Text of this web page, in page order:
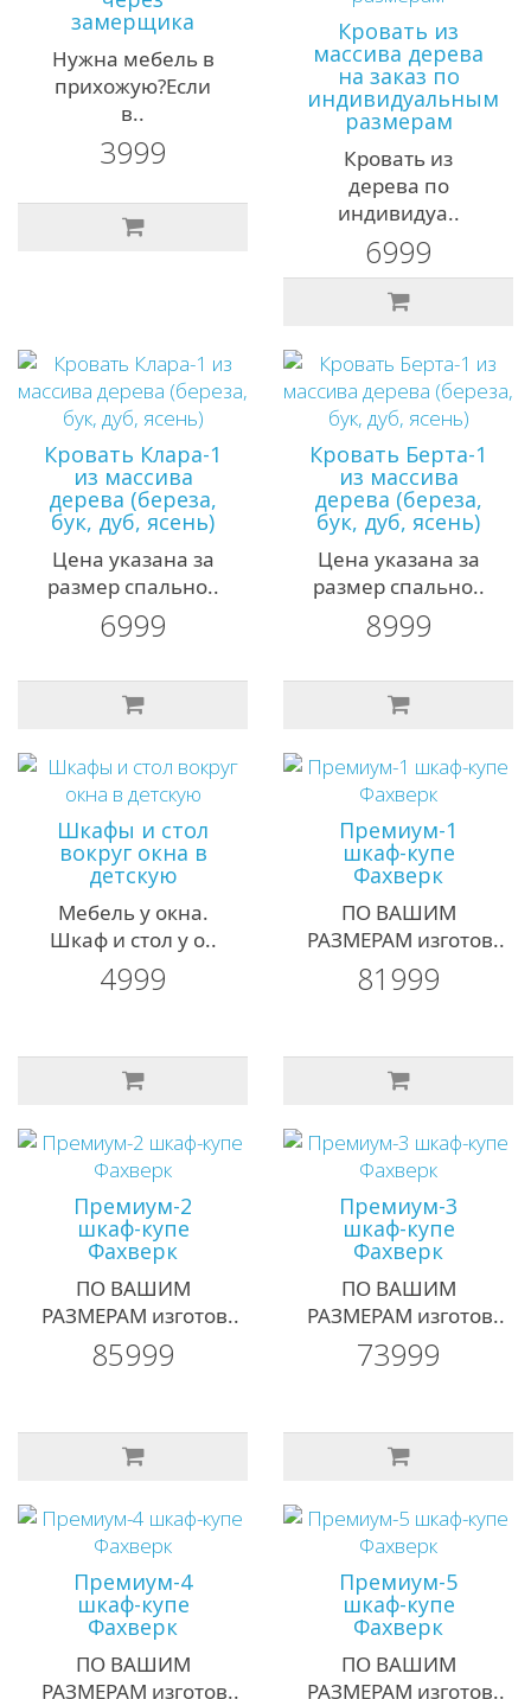
замерщика
Нужна мебель в
прихожую?Если
в..
3999
Кровать из
массива дерева
на заказ по
индивидуальным
размерам
Кровать из
дерева по
индивидуа..
6999
Кровать Клара-1
из массива
дерева (береза,
бук, дуб, ясень)
Цена указана за
размер спально..
6999
Кровать Берта-1
из массива
дерева (береза,
бук, дуб, ясень)
Цена указана за
размер спально..
8999
Шкафы и стол
вокруг окна в
детскую
Мебель у окна.
Шкаф и стол у о..
4999
Премиум-1
шкаф-купе
Фахверк
ПО ВАШИМ
РАЗМЕРАМ изготов..
81999
Премиум-2
шкаф-купе
Фахверк
ПО ВАШИМ
РАЗМЕРАМ изготов..
85999
Премиум-3
шкаф-купе
Фахверк
ПО ВАШИМ
РАЗМЕРАМ изготов..
73999
Премиум-4
шкаф-купе
Фахверк
ПО ВАШИМ
РАЗМЕРАМ изготов..
Премиум-5
шкаф-купе
Фахверк
ПО ВАШИМ
РАЗМЕРАМ изготов..